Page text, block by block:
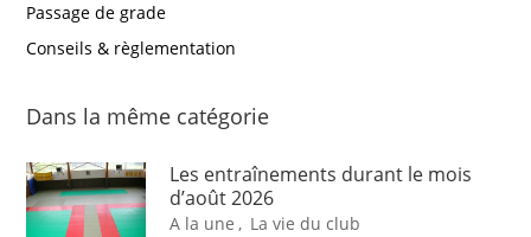
Passage de grade
Conseils & règlementation
Dans la même catégorie
Les entraînements durant le mois
d’août 2026
A la une , La vie du club